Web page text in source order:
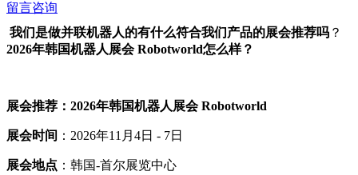
留言咨询
我们是做并联机器人的有什么符合我们产品的展会推荐吗 ？
2026年韩国机器人展会 Robotworld怎么样？
展会推荐： 2026年韩国机器人展会 Robotworld
展会时间 ：2026年11月4日 - 7日
展会地点 ：韩国-首尔展览中心